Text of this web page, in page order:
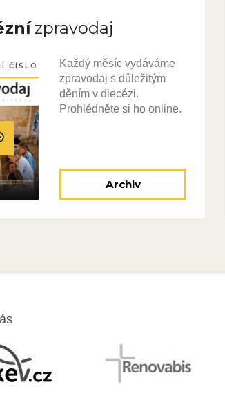
zpravodaj
ČÍSLO
Každý měsíc vydáváme
zpravodaj s důležitým
děním v diecézi.
Prohlédněte si ho online.
Archiv